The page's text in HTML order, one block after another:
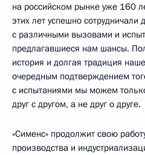
на российском рынке уже 160
этих лет успешно сотрудничали
с различными вызовами и
предлагавшиеся нам шансы.
история и долгая традиция
очередным подтверждением
с испытаниями мы можем
друг с другом, а не друг о друге.
«Сименс» продолжит свою
производства и